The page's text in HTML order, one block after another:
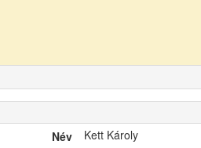
Név
Kett Károly